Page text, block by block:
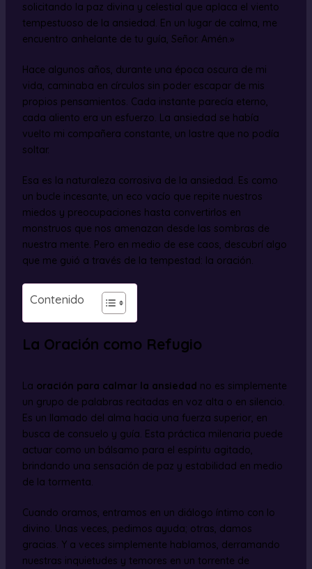
solicitando la paz divina y celestial que aplaca el viento
tempestuoso de la ansiedad. En un lugar de calma, me
encuentro anhelante de tu guía, Señor. Amén.»
Hace algunos años, durante una época oscura de mi
vida, caminaba en círculos sin poder escapar de mis
propios pensamientos. Cada instante parecía eterno,
cada aliento era un esfuerzo. La ansiedad se había
vuelto mi compañera constante, un lastre que no podía
soltar.
Esa es la naturaleza corrosiva de la ansiedad. Es como
un bucle incesante, un eco vacío que repite nuestros
miedos y preocupaciones hasta convertirlos en
monstruos que nos amenazan desde las sombras de
nuestra mente. Pero en medio de ese caos, descubrí algo
que me guió a través de la tempestad: la oración.
Contenido
La Oración como Refugio
La oración para calmar la ansiedad no es simplemente
un grupo de palabras recitadas en voz alta o en silencio.
Es un llamado del alma hacia una fuerza superior, en
busca de consuelo y guía. Esta práctica milenaria puede
actuar como un bálsamo para el espíritu agitado,
brindando una sensación de paz y estabilidad en medio
de la tormenta.
Cuando oramos, entramos en un diálogo íntimo con lo
divino. Unas veces, pedimos ayuda; otras, damos
gracias. Y a veces simplemente hablamos, derramando
nuestras inquietudes y temores en un torrente de